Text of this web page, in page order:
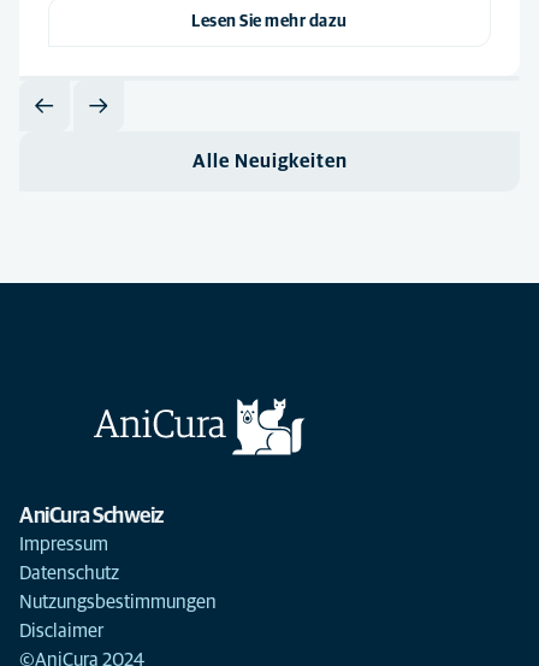
Lesen Sie mehr dazu
Alle Neuigkeiten
AniCura Schweiz
Impressum
Datenschutz
Nutzungsbestimmungen
Disclaimer
©AniCura 2024